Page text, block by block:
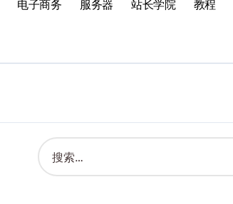
电子商务 服务器 站长学院 教程
搜
索
：